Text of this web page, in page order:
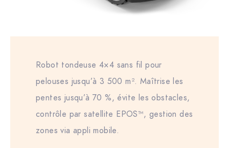
Robot tondeuse 4×4 sans fil pour
pelouses jusqu’à 3 500 m². Maîtrise les
pentes jusqu’à 70 %, évite les obstacles,
contrôle par satellite EPOS™, gestion des
zones via appli mobile.